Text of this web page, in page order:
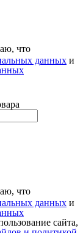
что
данных и
что
данных и
сайта,